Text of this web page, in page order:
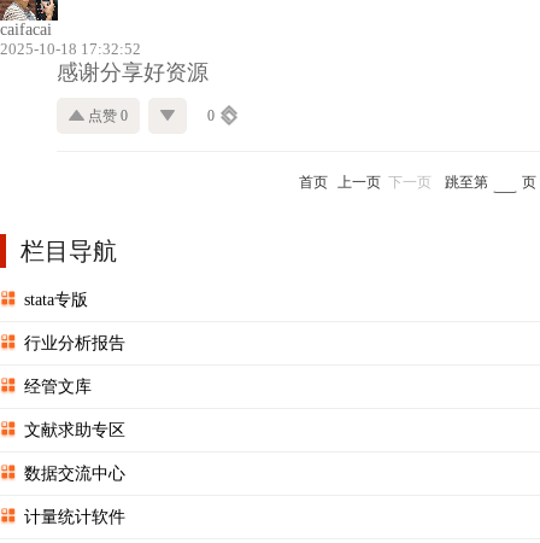
caifacai
2025-10-18 17:32:52
感谢分享好资源
点赞 0 0
首页 上一页 下一页 跳至第 页
栏目导航
stata专版
行业分析报告
经管文库
文献求助专区
数据交流中心
计量统计软件